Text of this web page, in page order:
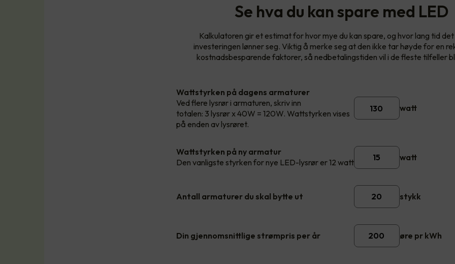
Se hva du kan spare med LED
Kalkulatoren gir et estimat for hvor mye du kan spare, og hvor lang tid
investeringen lønner seg. Viktig å merke seg at den ikke tar høyde for en
kostnadsbesparende faktorer, så nedbetalingstiden vil i de fleste tilfeller
Wattstyrken på dagens armaturer
Ved flere lysrør i armaturen, skriv inn
totalen: 3 lysrør x 40W = 120W. Wattstyrken vises
på enden av lysrøret.
watt
Wattstyrken på ny armatur
Den vanligste styrken for nye LED-lysrør er 12 watt
watt
Antall armaturer du skal bytte ut stykk
Din gjennomsnittlige strømpris per år øre pr kWh